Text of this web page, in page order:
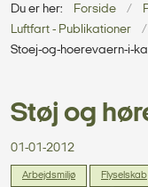
Du er her: Forside
Luftfart - Publikationer
Stoej-og-hoerevaern-i-
Støj og
01-01-2012
Arbejdsmiljø Flyselskab